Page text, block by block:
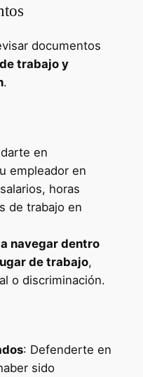
documentos
trabajo y
.
en
empleador en
horas
de trabajo en
navegar dentro
de trabajo,
o discriminación.
: Defenderte en
sido